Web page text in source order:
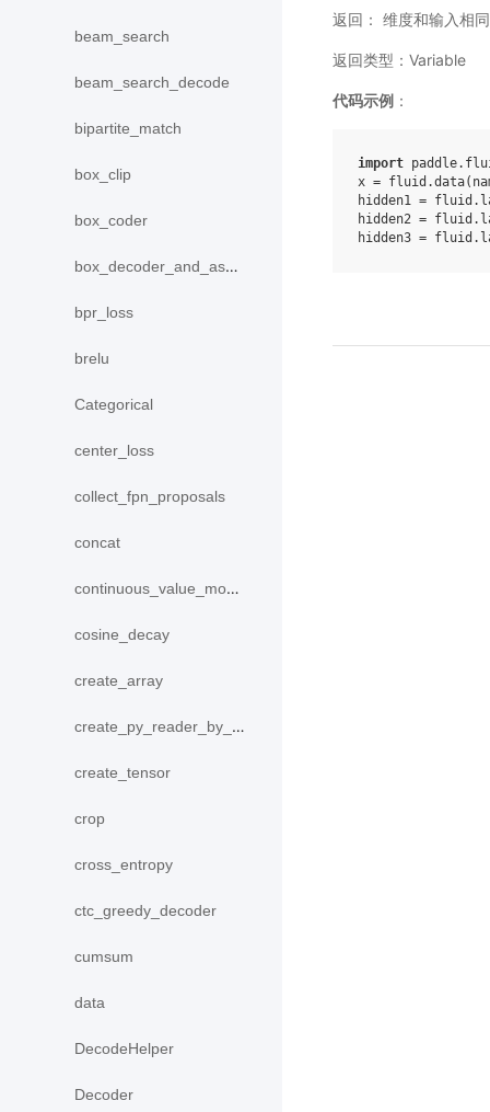
beam_search
beam_search_decode
bipartite_match
box_clip
box_coder
box_decoder_and_assign
bpr_loss
brelu
Categorical
center_loss
collect_fpn_proposals
concat
continuous_value_model
cosine_decay
create_array
create_py_reader_by_data
create_tensor
crop
cross_entropy
ctc_greedy_decoder
cumsum
data
DecodeHelper
Decoder
返回： 维度和输入相
返回类型：Variable
代码示例 ：
import
x = fluid .data(
hidden1
= fluid .
hidden2 = fluid .
hidden3 = fluid .